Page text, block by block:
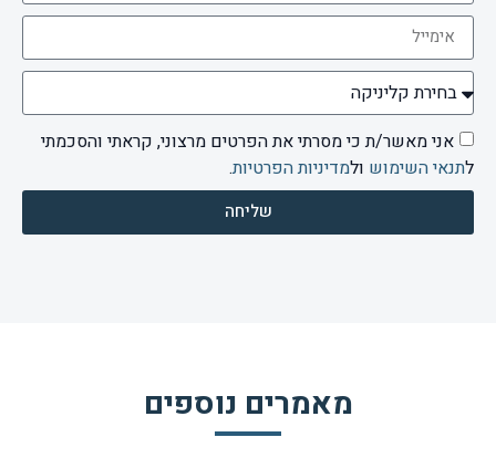
אני מאשר/ת כי מסרתי את הפרטים מרצוני, קראתי והסכמתי
לתנאי השימוש ולמדיניות הפרטיות.
שליחה
מאמרים נוספים